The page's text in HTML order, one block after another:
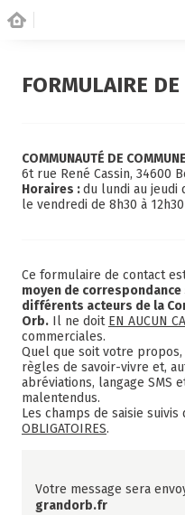
FORMULAIRE
COMMUNAUTÉ DE
6t rue René Cassin, 34600
Horaires :du lundi au jeudi
le vendredi de 8h30 à
Ce formulaire de contact
moyen de
différents acteurs de la
Orb. Il ne doit EN AUCUN
commerciales.
Quel que soit votre
règles de savoir-vivre et,
abréviations, langage SMS
malentendus.
Les champs de saisie
OBLIGATOIRES.
Votre message sera
grandorb.fr